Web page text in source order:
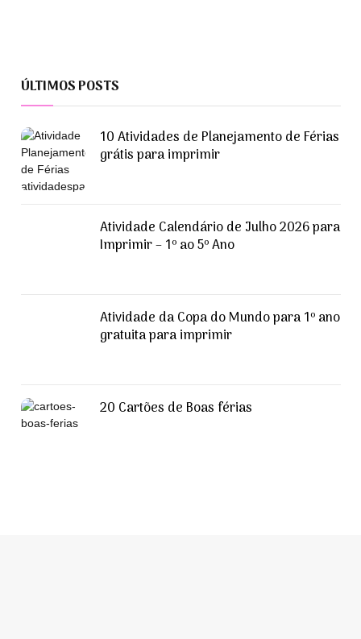
ÚLTIMOS POSTS
10 Atividades de Planejamento de Férias
grátis para imprimir
Atividade Calendário de Julho 2026 para
Imprimir – 1º ao 5º Ano
Atividade da Copa do Mundo para 1º ano
gratuita para imprimir
20 Cartões de Boas férias